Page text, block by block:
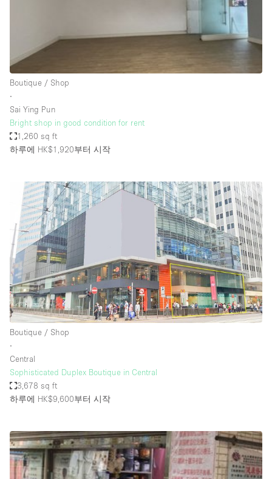
Advertisement Space
Apartment / Loft
Art Gallery
Atelier / Workshop Studio
Boat
Boutique / Shop
Conference Room
Container
Creative Space
Event Space
Fair / Festival
Hall
Mansion / House
Meeting Space
Other
Photo / Filming Studio
Boutique / Shop
∙
Sai Ying Pun
Bright shop in good condition for rent
1,260 sq ft
하루에 HK$1,920부터 시작
Boutique / Shop
∙
Central
Sophisticated Duplex Boutique in Central
3,678 sq ft
하루에 HK$9,600부터 시작